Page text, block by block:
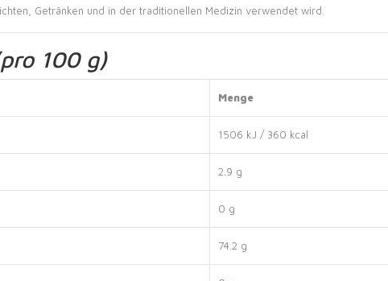
Getränken und in der traditionellen Medizin verwendet wird.
100 g)
Menge
1506 kJ / 360 kcal
2.9 g
0 g
74.2 g